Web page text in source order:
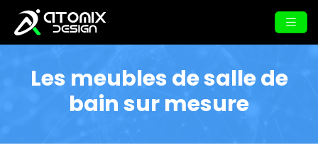
Les meubles de salle de
bain sur mesure